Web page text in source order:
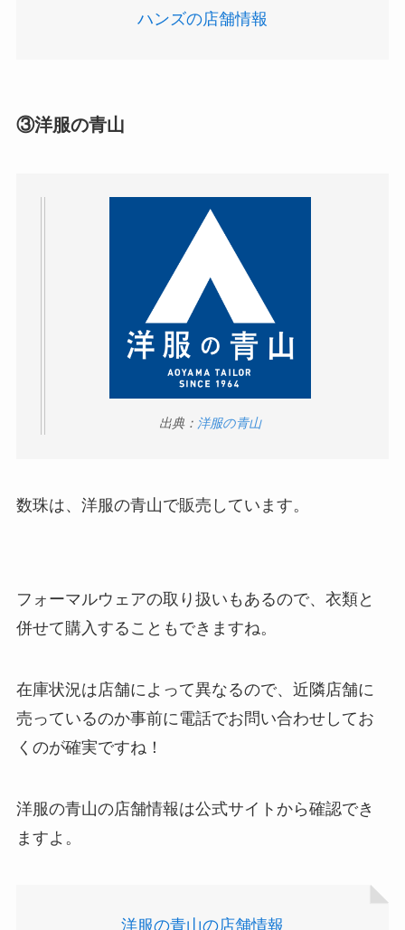
インソールはどこに売ってる？100均やドラッグス
LANケーブルはどこで買える？ドンキや100均に売
忍者めし鉄の鎧はどこに売ってる？セブン・ロー
ハンズの店舗情報
③洋服の青山
出典： 洋服の青山
数珠は、洋服の青山で販売しています。
フォーマルウェアの取り扱いもあるので、衣類と
併せて購入することもできますね。
在庫状況は店舗によって異なるので、近隣店舗に
売っているのか事前に電話でお問い合わせしてお
くのが確実ですね！
洋服の青山の店舗情報は公式サイトから確認でき
ますよ。
洋服の青山の店舗情報